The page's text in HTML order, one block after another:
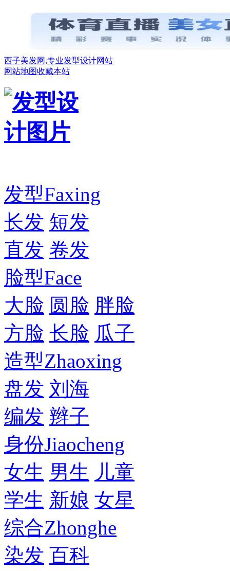
西子美发网,专业发型设计网站
网站地图收藏本站
发型Faxing
长发 短发
直发 卷发
脸型Face
大脸 圆脸 胖脸
方脸 长脸 瓜子
造型Zhaoxing
盘发 刘海
编发 辫子
身份Jiaocheng
女生 男生 儿童
学生 新娘 女星
综合Zhonghe
染发 百科